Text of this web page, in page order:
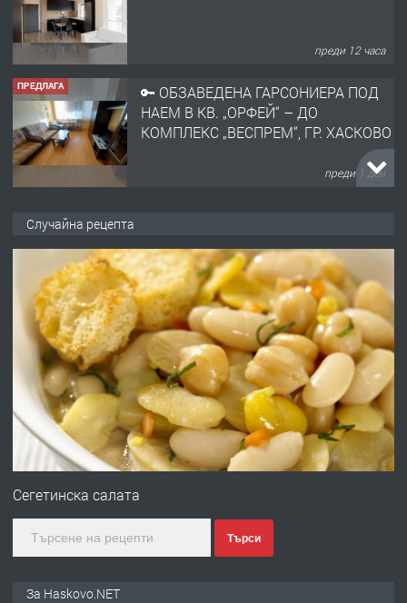
преди 12 часа
ПРЕДЛАГА
🔑 ОБЗАВЕДЕНА ГАРСОНИЕРА ПОД
НАЕМ В КВ. „ОРФЕЙ“ – ДО
КОМПЛЕКС „ВЕСПРЕМ“, ГР. ХАСКОВО
преди 1 ден
АПАРТАМЕНТ В ЦЕНТЪРА НА ГР.
ХАСКОВО
преди 2 дни
ПРЕДЛАГА Давам гараж под наем
преди 2 дни
ПРЕДЛАГА
№4120 Магазин/Офис под наем в кв.
Случайна рецепта
Сегетинска салата
Търси
За Haskovo.NET